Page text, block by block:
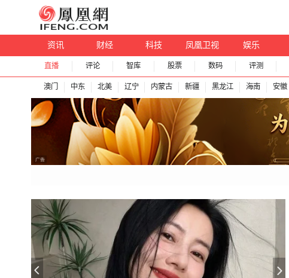
资讯 财经 科技 凤凰卫视 娱乐
直播 评论 智库 股票 数码 评测
澳门 中东 北美 辽宁 内蒙古 新疆 黑龙江 海南 安徽